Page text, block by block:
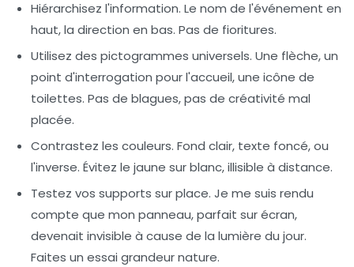
Hiérarchisez l'information. Le nom de l'événement en
haut, la direction en bas. Pas de fioritures.
Utilisez des pictogrammes universels. Une flèche, un
point d'interrogation pour l'accueil, une icône de
toilettes. Pas de blagues, pas de créativité mal
placée.
Contrastez les couleurs. Fond clair, texte foncé, ou
l'inverse. Évitez le jaune sur blanc, illisible à distance.
Testez vos supports sur place. Je me suis rendu
compte que mon panneau, parfait sur écran,
devenait invisible à cause de la lumière du jour.
Faites un essai grandeur nature.